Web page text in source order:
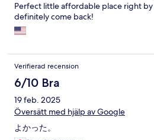
Perfect little affordable place right
definitely come back!
Verifierad recension
6/10 Bra
19 feb. 2025
Översätt med hjälp av Google
よかった。